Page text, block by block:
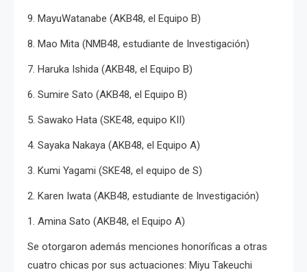
9. MayuWatanabe (AKB48, el Equipo B)
8. Mao Mita (NMB48, estudiante de Investigación)
7. Haruka Ishida (AKB48, el Equipo B)
6. Sumire Sato (AKB48, el Equipo B)
5. Sawako Hata (SKE48, equipo KII)
4. Sayaka Nakaya (AKB48, el Equipo A)
3. Kumi Yagami (SKE48, el equipo de S)
2. Karen Iwata (AKB48, estudiante de Investigación)
1. Amina Sato (AKB48, el Equipo A)
Se otorgaron además menciones honoríficas a otras
cuatro chicas por sus actuaciones: Miyu Takeuchi